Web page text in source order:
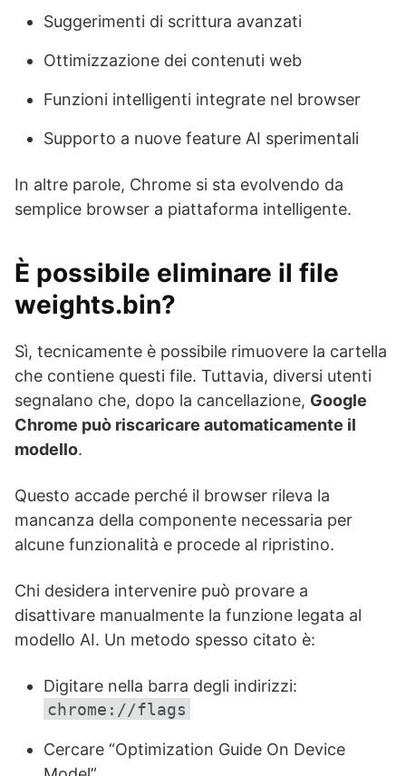
Suggerimenti di scrittura avanzati
Ottimizzazione dei contenuti web
Funzioni intelligenti integrate nel browser
Supporto a nuove feature AI sperimentali
In altre parole, Chrome si sta evolvendo da
semplice browser a piattaforma intelligente.
È possibile eliminare il file
weights.bin?
Sì, tecnicamente è possibile rimuovere la cartella
che contiene questi file. Tuttavia, diversi utenti
segnalano che, dopo la cancellazione, Google
Chrome può riscaricare automaticamente il
modello.
Questo accade perché il browser rileva la
mancanza della componente necessaria per
alcune funzionalità e procede al ripristino.
Chi desidera intervenire può provare a
disattivare manualmente la funzione legata al
modello AI. Un metodo spesso citato è:
Digitare nella barra degli indirizzi:
chrome://flags
Cercare “Optimization Guide On Device